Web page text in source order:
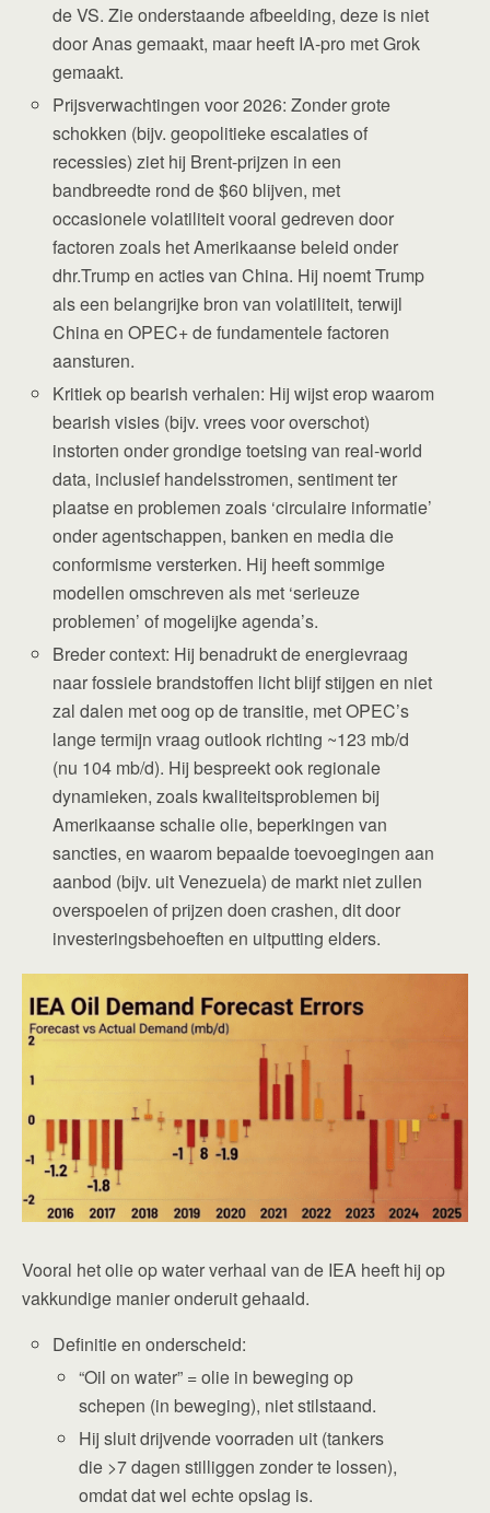
de VS. Zie onderstaande afbeelding, deze is niet
door Anas gemaakt, maar heeft IA-pro met Grok
gemaakt.
Prijsverwachtingen voor 2026: Zonder grote
schokken (bijv. geopolitieke escalaties of
recessies) ziet hij Brent-prijzen in een
bandbreedte rond de $60 blijven, met
occasionele volatiliteit vooral gedreven door
factoren zoals het Amerikaanse beleid onder
dhr.Trump en acties van China. Hij noemt Trump
als een belangrijke bron van volatiliteit, terwijl
China en OPEC+ de fundamentele factoren
aansturen.
Kritiek op bearish verhalen: Hij wijst erop waarom
bearish visies (bijv. vrees voor overschot)
instorten onder grondige toetsing van real‑world
data, inclusief handelsstromen, sentiment ter
plaatse en problemen zoals ‘circulaire informatie’
onder agentschappen, banken en media die
conformisme versterken. Hij heeft sommige
modellen omschreven als met ‘serieuze
problemen’ of mogelijke agenda’s.
Breder context: Hij benadrukt de energievraag
naar fossiele brandstoffen licht blijf stijgen en niet
zal dalen met oog op de transitie, met OPEC’s
lange termijn vraag outlook richting ~123 mb/d
(nu 104 mb/d). Hij bespreekt ook regionale
dynamieken, zoals kwaliteitsproblemen bij
Amerikaanse schalie olie, beperkingen van
sancties, en waarom bepaalde toevoegingen aan
aanbod (bijv. uit Venezuela) de markt niet zullen
overspoelen of prijzen doen crashen, dit door
investeringsbehoeften en uitputting elders.
Vooral het olie op water verhaal van de IEA heeft hij op
vakkundige manier onderuit gehaald.
Definitie en onderscheid:
“Oil on water” = olie in beweging op
schepen (in beweging), niet stilstaand.
Hij sluit drijvende voorraden uit (tankers
die >7 dagen stilliggen zonder te lossen),
omdat dat wel echte opslag is.